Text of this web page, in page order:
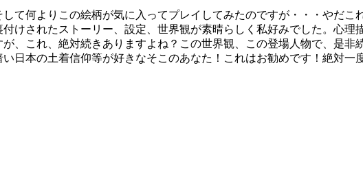
て何よりこの絵柄が気に入ってプレイしてみたのですが・・・やだこ
けされたストーリー、設定、世界観が素晴らしく私好みでした。心
、これ、絶対続きありますよね？この世界観、この登場人物で、是
日本の土着信仰等が好きなそこのあなた！これはお勧めです！絶対一